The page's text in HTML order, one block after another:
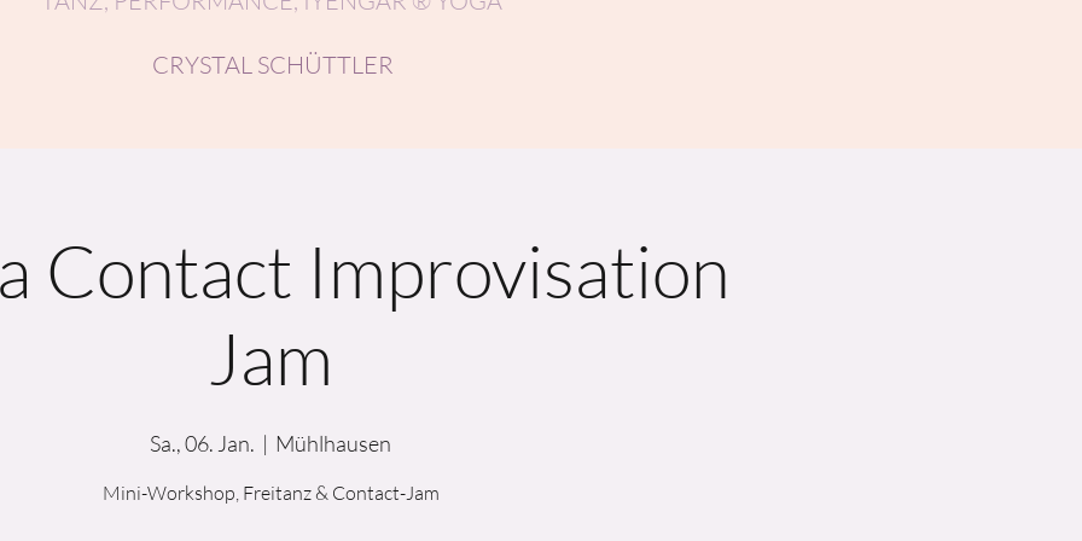
Contact Improvisation
Jam
Sa., 06. Jan.
  |
Mühlhausen
Mini-Workshop, Freitanz & Contact-Jam
CRYSTAL SCHÜTTLER